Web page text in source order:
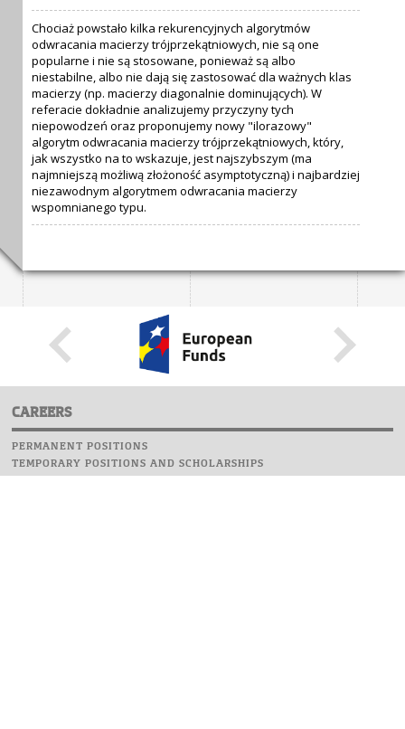
Chociaż powstało kilka rekurencyjnych algorytmów
odwracania macierzy trójprzekątniowych, nie są one
popularne i nie są stosowane, ponieważ są albo
niestabilne, albo nie dają się zastosować dla ważnych klas
macierzy (np. macierzy diagonalnie dominujących). W
referacie dokładnie analizujemy przyczyny tych
niepowodzeń oraz proponujemy nowy "ilorazowy"
algorytm odwracania macierzy trójprzekątniowych, który,
jak wszystko na to wskazuje, jest najszybszym (ma
najmniejszą możliwą złożoność asymptotyczną) i najbardziej
niezawodnym algorytmem odwracania macierzy
wspomnianego typu.
CAREERS
PERMANENT POSITIONS
TEMPORARY POSITIONS AND SCHOLARSHIPS